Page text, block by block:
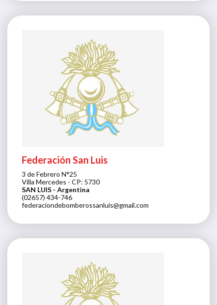
Federación San Luis
3 de Febrero N°25
Villa Mercedes - CP: 5730
SAN LUIS - Argentina
(02657) 434-746
federaciondebomberossanluis@gmail.com